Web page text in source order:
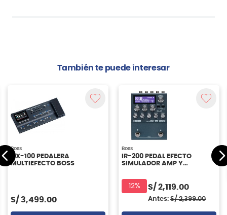
También te puede interesar
Boss
GX-100 PEDALERA
MULTIEFECTO BOSS
S/3,499.00
Boss
IR-200 PEDAL EFECTO
SIMULADOR AMP Y
12% S/2,119.00
Antes: S/ 2,399.00